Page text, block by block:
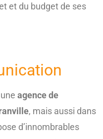
et du budget de ses
agence de
, mais aussi dans
d’innombrables